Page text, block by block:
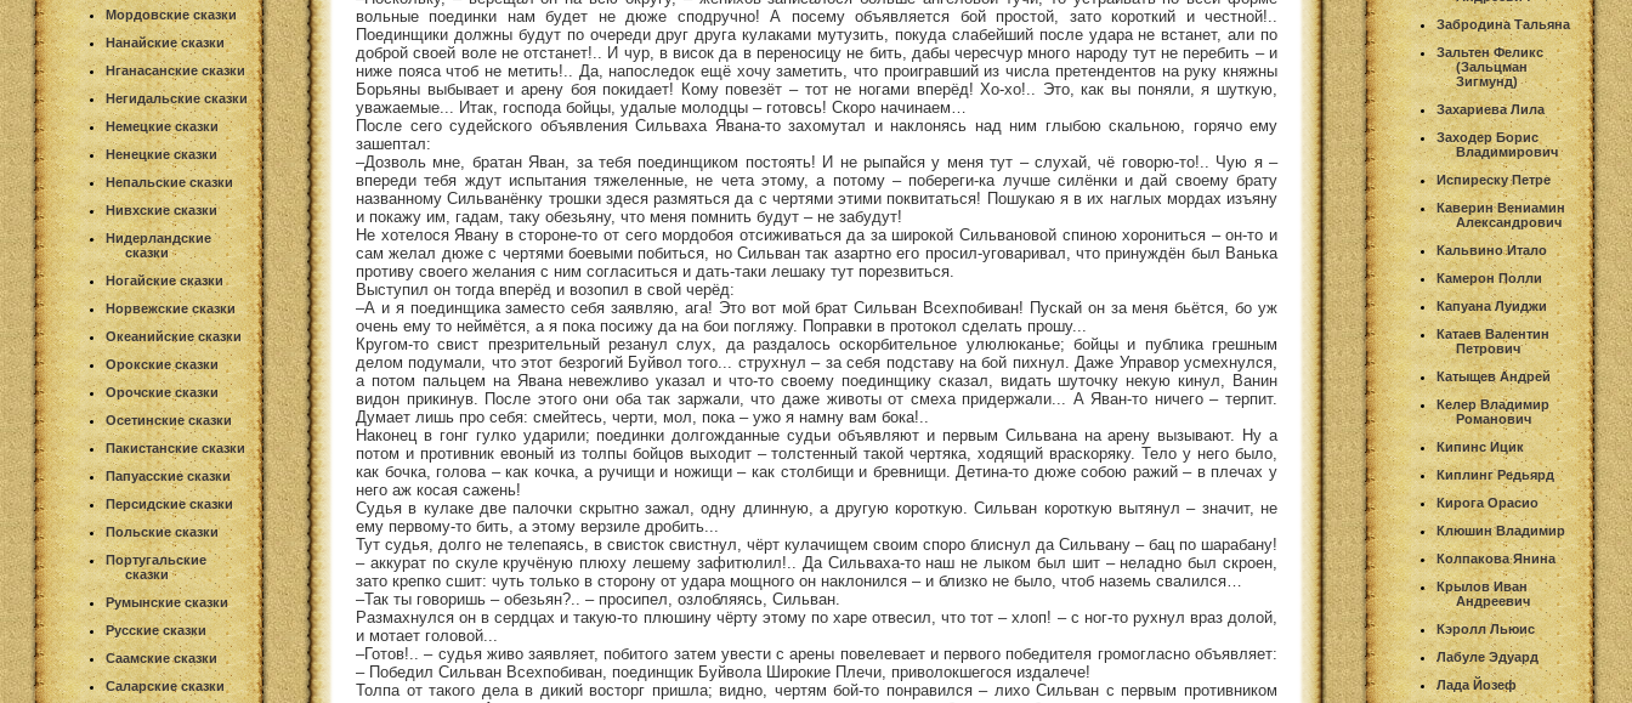
Мордовские сказки
Нанайские сказки
Нганасанские сказки
Негидальские сказки
Немецкие сказки
Ненецкие сказки
Непальские сказки
Нивхские сказки
Нидерландские
сказки
Ногайские сказки
Норвежские сказки
Океанийские сказки
Орокские сказки
Орочские сказки
Осетинские сказки
Пакистанские сказки
Папуасские сказки
Персидские сказки
Польские сказки
Португальские
сказки
Румынские сказки
Русские сказки
Саамские сказки
Саларские сказки
вольные поединки нам будет не дюже сподручно! А посему объявляется бой простой, зато короткий и честной!..
Поединщики должны будут по очереди друг друга кулаками мутузить, покуда слабейший после удара не встанет, али по
доброй своей воле не отстанет!.. И чур, в висок да в переносицу не бить, дабы чересчур много народу тут не перебить – и
ниже пояса чтоб не метить!.. Да, напоследок ещё хочу заметить, что проигравший из числа претендентов на руку княжны
Борьяны выбывает и арену боя покидает! Кому повезёт – тот не ногами вперёд! Хо-хо!.. Это, как вы поняли, я шуткую,
уважаемые... Итак, господа бойцы, удалые молодцы – готовсь! Скоро начинаем…
После сего судейского объявления Сильваха Явана-то захомутал и наклонясь над ним глыбою скальною, горячо ему
зашептал:
–Дозволь мне, братан Яван, за тебя поединщиком постоять! И не рыпайся у меня тут – слухай, чё говорю-то!.. Чую я –
впереди тебя ждут испытания тяжеленные, не чета этому, а потому – побереги-ка лучше силёнки и дай своему брату
названному Сильванёнку трошки здеся размяться да с чертями этими поквитаться! Пошукаю я в их наглых мордах изъяну
и покажу им, гадам, таку обезьяну, что меня помнить будут – не забудут!
Не хотелося Явану в стороне-то от сего мордобоя отсиживаться да за широкой Сильвановой спиною хорониться – он-то и
сам желал дюже с чертями боевыми побиться, но Сильван так азартно его просил-уговаривал, что принуждён был Ванька
противу своего желания с ним согласиться и дать-таки лешаку тут порезвиться.
Выступил он тогда вперёд и возопил в свой черёд:
–А и я поединщика заместо себя заявляю, ага! Это вот мой брат Сильван Всехпобиван! Пускай он за меня бьётся, бо уж
очень ему то неймётся, а я пока посижу да на бои погляжу. Поправки в протокол сделать прошу...
Кругом-то свист презрительный резанул слух, да раздалось оскорбительное улюлюканье; бойцы и публика грешным
делом подумали, что этот безрогий Буйвол того... струхнул – за себя подставу на бой пихнул. Даже Управор усмехнулся,
а потом пальцем на Явана невежливо указал и что-то своему поединщику сказал, видать шуточку некую кинул, Ванин
видон прикинув. После этого они оба так заржали, что даже животы от смеха придержали... А Яван-то ничего – терпит.
Думает лишь про себя: смейтесь, черти, мол, пока – ужо я намну вам бока!..
Наконец в гонг гулко ударили; поединки долгожданные судьи объявляют и первым Сильвана на арену вызывают. Ну а
потом и противник евоный из толпы бойцов выходит – толстенный такой чертяка, ходящий враскоряку. Тело у него было,
как бочка, голова – как кочка, а ручищи и ножищи – как столбищи и бревнищи. Детина-то дюже собою ражий – в плечах у
него аж косая сажень!
Судья в кулаке две палочки скрытно зажал, одну длинную, а другую короткую. Сильван короткую вытянул – значит, не
ему первому-то бить, а этому верзиле дробить...
Тут судья, долго не телепаясь, в свисток свистнул, чёрт кулачищем своим споро блиснул да Сильвану – бац по шарабану!
– аккурат по скуле кручёную плюху лешему зафитюлил!.. Да Сильваха-то наш не лыком был шит – неладно был скроен,
зато крепко сшит: чуть только в сторону от удара мощного он наклонился – и близко не было, чтоб наземь свалился…
–Так ты говоришь – обезьян?.. – просипел, озлобляясь, Сильван.
Размахнулся он в сердцах и такую-то плюшину чёрту этому по харе отвесил, что тот – хлоп! – с ног-то рухнул враз долой,
и мотает головой...
–Готов!.. – судья живо заявляет, побитого затем увести с арены повелевает и первого победителя громогласно объявляет:
– Победил Сильван Всехпобиван, поединщик Буйвола Широкие Плечи, приволокшегося издалече!
Толпа от такого дела в дикий восторг пришла; видно, чертям бой-то понравился – лихо Сильван с первым противником
Забродина Тальяна
Зальтен Феликс
(Зальцман
Зигмунд)
Захариева Лила
Заходер Борис
Владимирович
Испиреску Петре
Каверин Вениамин
Александрович
Кальвино Итало
Камерон Полли
Капуана Луиджи
Катаев Валентин
Петрович
Катыщев Андрей
Келер Владимир
Романович
Кипинс Ицик
Киплинг Редьярд
Кирога Орасио
Клюшин Владимир
Колпакова Янина
Крылов Иван
Андреевич
Кэролл Льюис
Лабуле Эдуард
Лада Йозеф